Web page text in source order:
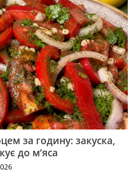
за годину: закуска,
до м’яса